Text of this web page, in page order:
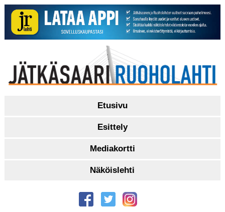
Etusivu
Esittely
Mediakortti
Näköislehti